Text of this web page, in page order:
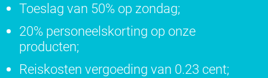
Toeslag van 50% op zondag;
20% personeelskorting op onze
producten;
Reiskosten vergoeding van 0.23 cent;